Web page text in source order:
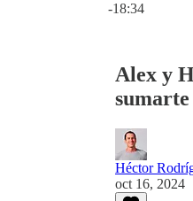
-18:34
Alex y
Héctor
oct 16, 2024